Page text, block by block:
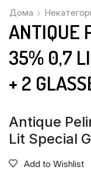
Дома
ANTIQUE
35% 0,7
+ 2
Antique
Lit Special
Add to Wishlist